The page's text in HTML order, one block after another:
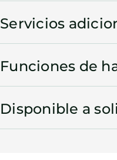
Servicios
Funciones de
Disponible a